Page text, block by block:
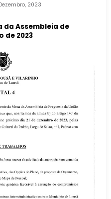
2023
da Assembleia de
de 2023